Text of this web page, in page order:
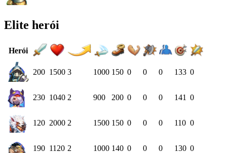
Elite herói
Herói
200 1500 3 1000 150 0 0 0 133 0
230 1040 2 900 200 0 0 0 141 0
120 2000 2 1500 150 0 0 0 110 0
190 1120 2 1000 140 0 0 0 130 0